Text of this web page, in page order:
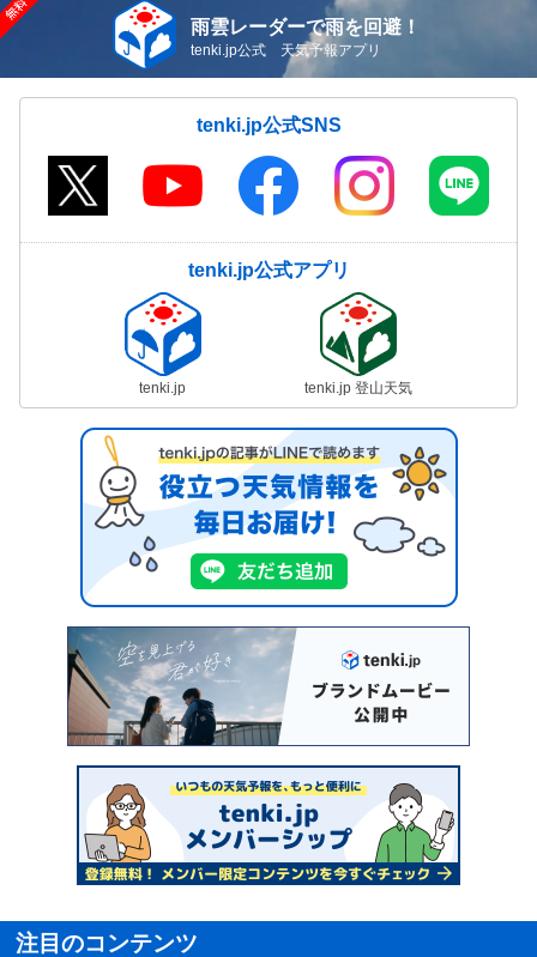
雨雲レーダーで雨を回避！
tenki.jp公式 天気予報アプリ
tenki.jp公式SNS
tenki.jp公式アプリ
tenki.jp tenki.jp 登山天気
注目のコンテンツ